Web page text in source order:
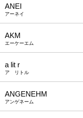
ANEI
アーネイ
AKM
エーケーエム
a lit r
ア リトル
ANGENEHM
アンゲネーム